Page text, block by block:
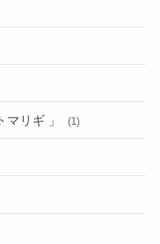
マリギ 」 (1)